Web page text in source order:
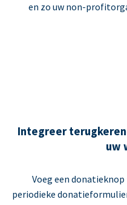
en zo uw non-
Integreer
uw
Voeg een
periodieke